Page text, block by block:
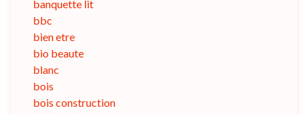
banquette lit
bbc
bien etre
bio beaute
blanc
bois
bois construction